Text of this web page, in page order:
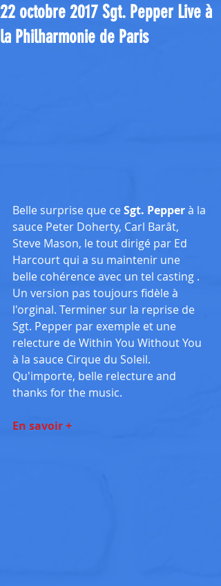
22 octobre 2017 Sgt. Pepper Live à
la Philharmonie de Paris
Belle surprise que ce Sgt. Pepper à la
sauce Peter Doherty, Carl Barât,
Steve Mason, le tout dirigé par Ed
Harcourt qui a su maintenir une
belle cohérence avec un tel casting .
Un version pas toujours fidèle à
l'orginal. Terminer sur la reprise de
Sgt. Pepper par exemple et une
relecture de Within You Without You
à la sauce Cirque du Soleil.
Qu'importe, belle relecture and
thanks for the music.
En savoir +